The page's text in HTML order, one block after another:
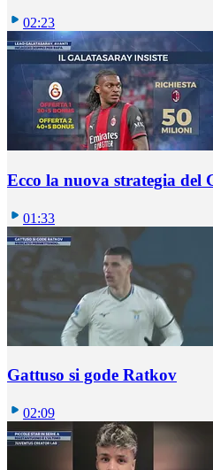
02:23
Ecco la nuova strategia del
01:33
Gattuso si gode Ratkov
02:09